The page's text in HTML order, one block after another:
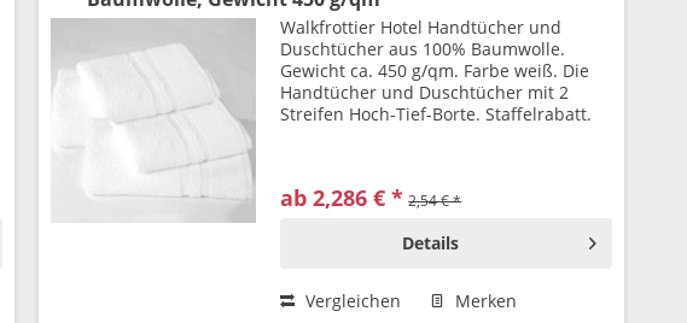
Walkfrottier Hotel Handtücher und
Duschtücher aus 100% Baumwolle.
Gewicht ca. 450 g/qm. Farbe weiß. Die
Handtücher und Duschtücher mit 2
Streifen Hoch-Tief-Borte. Staffelrabatt.
ab 2,286 € * 2,54 € *
Details
Vergleichen Merken